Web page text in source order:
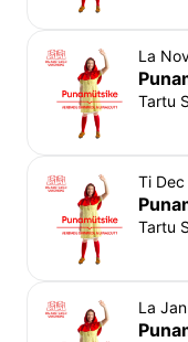
La
Tartu
Ti
Tartu
La